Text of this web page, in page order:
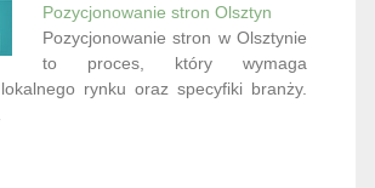
Pozycjonowanie stron Olsztyn
Pozycjonowanie stron w Olsztynie
to proces, który wymaga
rynku oraz specyfiki branży.